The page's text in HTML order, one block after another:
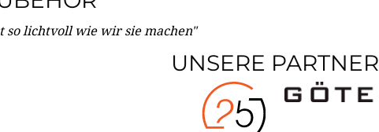
so lichtvoll wie wir sie machen"
UNSERE PARTNER